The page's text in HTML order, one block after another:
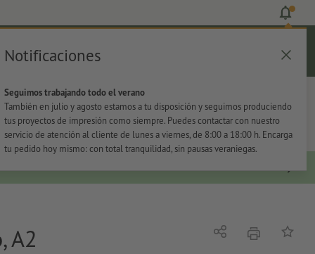
Notificaciones
Seguimos trabajando todo el verano
También en julio y agosto estamos a tu disposición y seguimos produciendo
tus proyectos de impresión como siempre. Puedes contactar con nuestro
servicio de atención al cliente de lunes a viernes, de 8:00 a 18:00 h. Encarga
tu pedido hoy mismo: con total tranquilidad, sin pausas veraniegas.
Cesta
Oficina Adhesivos
A2 CompartirimprimirAñadir